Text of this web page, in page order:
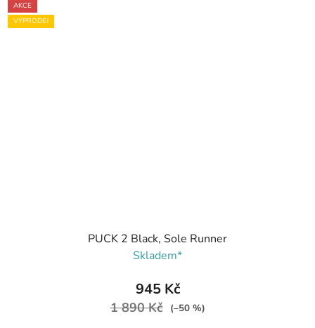
AKCE
VÝPRODEJ
PUCK 2 Black, Sole Runner
Skladem*
945 Kč
1 890 Kč (–50 %)